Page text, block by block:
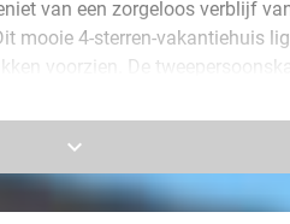
van een zorgeloos verblijf
mooie 4-sterren-vakantiehuis
voorzien. De
jij de lekkerste ontbijtjes
terrein. De ideale uitvalsbasis
tijd, terwijl je eeuwenoude
keyboard_arrow_down